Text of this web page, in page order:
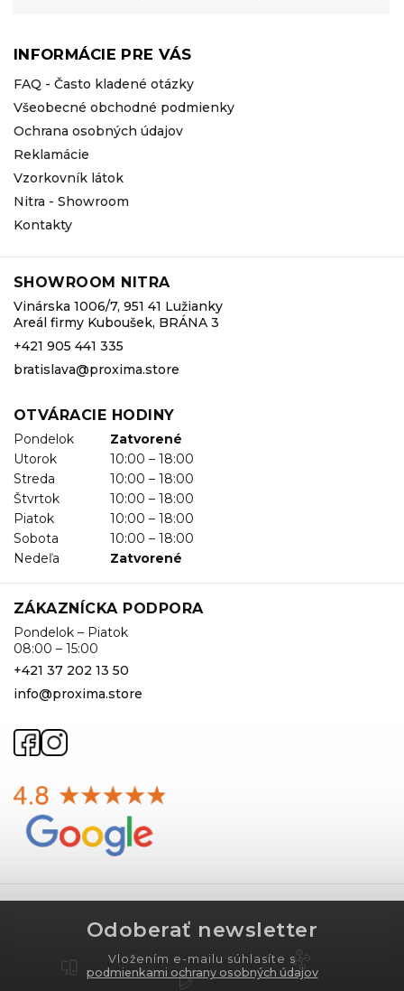
INFORMÁCIE PRE VÁS
FAQ - Často kladené otázky
Všeobecné obchodné podmienky
Ochrana osobných údajov
Reklamácie
Vzorkovník látok
Nitra - Showroom
Kontakty
SHOWROOM NITRA
Vinárska 1006/7, 951 41 Lužianky
Areál firmy Kuboušek, BRÁNA 3
+421 905 441 335
bratislava@proxima.store
OTVÁRACIE HODINY
Pondelok
Zatvorené
Utorok
10:00 – 18:00
Streda
10:00 – 18:00
Štvrtok
10:00 – 18:00
Piatok
10:00 – 18:00
Sobota
10:00 – 18:00
Nedeľa
Zatvorené
ZÁKAZNÍCKA PODPORA
Pondelok – Piatok
08:00 – 15:00
+421 37 202 13 50
info@proxima.store
Odoberať newsletter
Vložením e-mailu súhlasíte s
podmienkami ochrany osobných údajov